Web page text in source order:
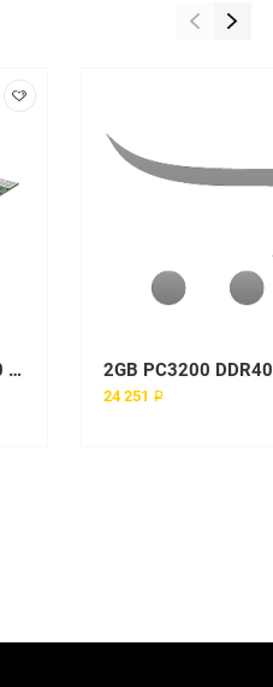
Сетевая карта HPE ML350 Gen10 Flex Slot Redundant Power Supply Cage Kit with Power Distribution Board
24 251 ₽